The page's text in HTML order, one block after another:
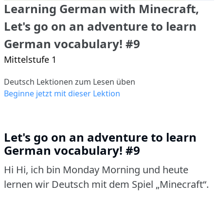
Learning German with Minecraft,
Let's go on an adventure to learn
German vocabulary! #9
Mittelstufe 1
Deutsch Lektionen zum Lesen üben
Beginne jetzt mit dieser Lektion
Let's go on an adventure to learn
German vocabulary! #9
Hi Hi, ich bin Monday Morning und heute
lernen wir Deutsch mit dem Spiel „Minecraft“.